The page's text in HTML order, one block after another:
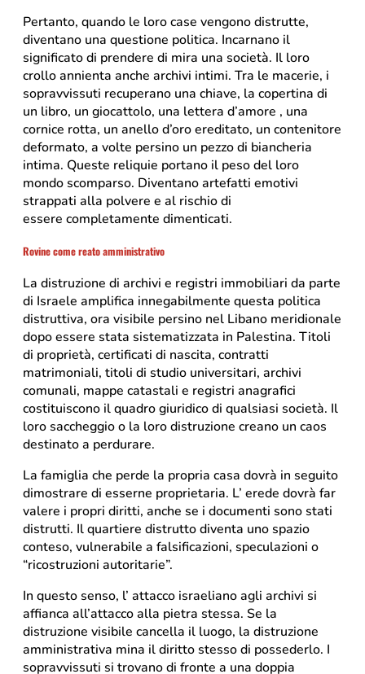
Pertanto, quando le loro case vengono distrutte,
diventano una questione politica. Incarnano il
significato di prendere di mira una società. Il loro
crollo annienta anche archivi intimi. Tra le macerie, i
sopravvissuti recuperano una chiave, la copertina di
un libro, un giocattolo, una lettera d’amore , una
cornice rotta, un anello d’oro ereditato, un contenitore
deformato, a volte persino un pezzo di biancheria
intima. Queste reliquie portano il peso del loro
mondo scomparso. Diventano artefatti emotivi
strappati alla polvere e al rischio di
essere completamente dimenticati.
Rovine come reato amministrativo
La distruzione di archivi e registri immobiliari da parte
di Israele amplifica innegabilmente questa politica
distruttiva, ora visibile persino nel Libano meridionale
dopo essere stata sistematizzata in Palestina. Titoli
di proprietà, certificati di nascita, contratti
matrimoniali, titoli di studio universitari, archivi
comunali, mappe catastali e registri anagrafici
costituiscono il quadro giuridico di qualsiasi società. Il
loro saccheggio o la loro distruzione creano un caos
destinato a perdurare.
La famiglia che perde la propria casa dovrà in seguito
dimostrare di esserne proprietaria. L’ erede dovrà far
valere i propri diritti, anche se i documenti sono stati
distrutti. Il quartiere distrutto diventa uno spazio
conteso, vulnerabile a falsificazioni, speculazioni o
“ricostruzioni autoritarie”.
In questo senso, l’ attacco israeliano agli archivi si
affianca all’attacco alla pietra stessa. Se la
distruzione visibile cancella il luogo, la distruzione
amministrativa mina il diritto stesso di possederlo. I
sopravvissuti si trovano di fronte a una doppia